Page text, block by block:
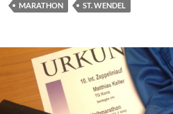
MARATHON ST. WENDEL